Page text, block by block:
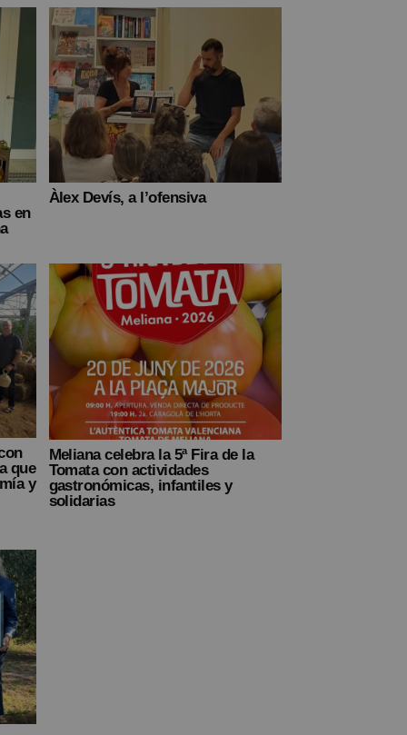
en
Àlex Devís, a l’ofensiva
que
y
Meliana celebra la 5ª Fira de la
Tomata con actividades
gastronómicas, infantiles y
solidarias